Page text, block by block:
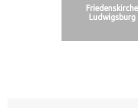
Friedenskirche
Ludwigsburg